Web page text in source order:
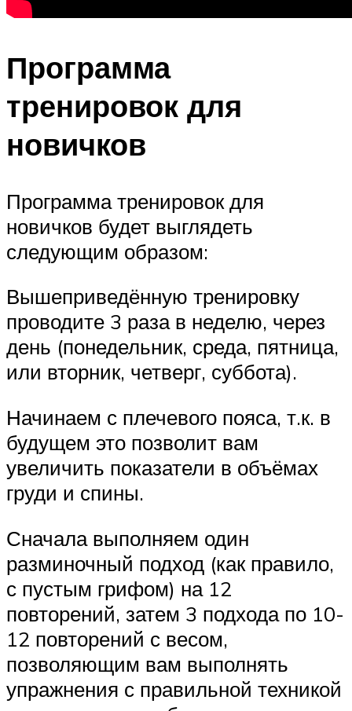
Программа
тренировок для
новичков
Программа тренировок для
новичков будет выглядеть
следующим образом:
Вышеприведённую тренировку
проводите 3 раза в неделю, через
день (понедельник, среда, пятница,
или вторник, четверг, суббота).
Начинаем с плечевого пояса, т.к. в
будущем это позволит вам
увеличить показатели в объёмах
груди и спины.
Сначала выполняем один
разминочный подход (как правило,
с пустым грифом) на 12
повторений, затем 3 подхода по 10-
12 повторений с весом,
позволяющим вам выполнять
упражнения с правильной техникой